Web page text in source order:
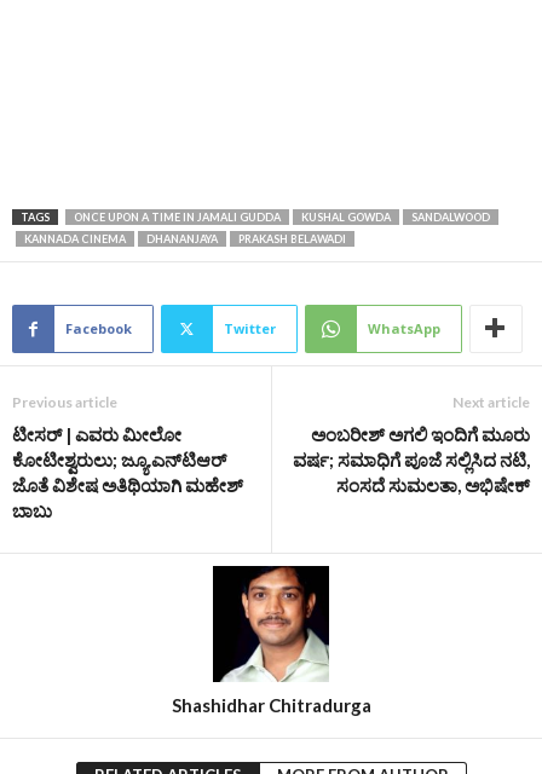
TAGS ONCE UPON A TIME IN JAMALI GUDDA KUSHAL GOWDA
SANDALWOOD
KANNADA CINEMA
DHANANJAYA PRAKASH BELAWADI
Facebook Twitter WhatsApp
Previous article
ಟೀಸರ್ | ಎವರು ಮೀಲೋ
ಕೋಟೀಶ್ವರುಲು; ಜ್ಯೂ.ಎನ್‌ಟಿಆರ್
ಜೊತೆ ವಿಶೇಷ ಅತಿಥಿಯಾಗಿ ಮಹೇಶ್
ಬಾಬು
Next article
ಅಂಬರೀಶ್ ಅಗಲಿ ಇಂದಿಗೆ ಮೂರು
ವರ್ಷ; ಸಮಾಧಿಗೆ ಪೂಜೆ ಸಲ್ಲಿಸಿದ ನಟಿ,
ಸಂಸದೆ ಸುಮಲತಾ, ಅಭಿಷೇಕ್
Shashidhar Chitradurga